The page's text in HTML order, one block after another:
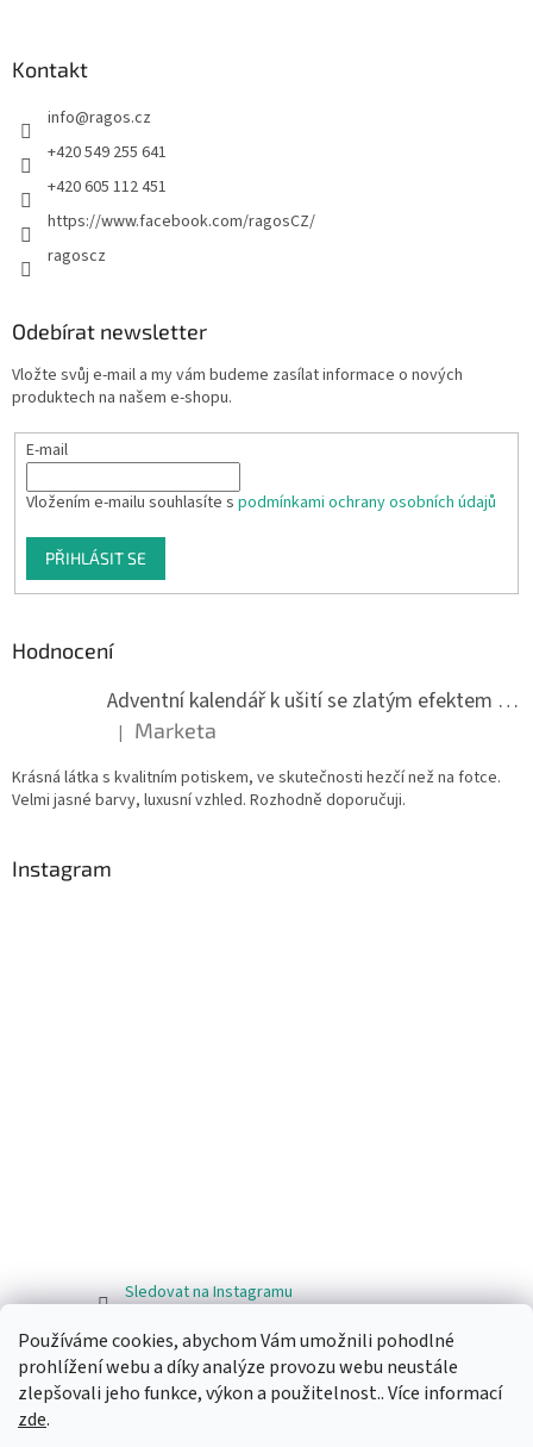
Používáme cookies, abychom Vám umožnili pohodlné
prohlížení webu a díky analýze provozu webu neustále
zlepšovali jeho funkce, výkon a použitelnost.. Více informací
zde.
Kontakt
info@ragos.cz
+420 549 255 641
+420 605 112 451
https://www.facebook.com/ragosCZ/
ragoscz
Odebírat newsletter
Vložte svůj e-mail a my vám budeme zasílat informace o nových
produktech na našem e-shopu.
E-mail
Vložením e-mailu souhlasíte s podmínkami ochrany osobních údajů
PŘIHLÁSIT SE
Hodnocení
Adventní kalendář k ušití se zlatým efektem 042Q
Hodnocení produktu je 5 z 5 hvězdiček.
| Marketa
Krásná látka s kvalitním potiskem, ve skutečnosti hezčí než na fotce.
Velmi jasné barvy, luxusní vzhled. Rozhodně doporučuji.
Instagram
Sledovat na Instagramu
Facebook